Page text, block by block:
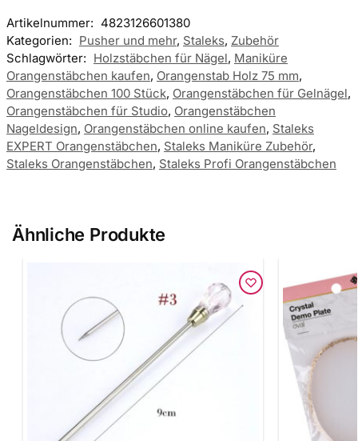
Artikelnummer: 4823126601380
Kategorien: Pusher und mehr, Staleks, Zubehör
Schlagwörter: Holzstäbchen für Nägel, Maniküre
Orangenstäbchen kaufen, Orangenstab Holz 75 mm,
Orangenstäbchen 100 Stück, Orangenstäbchen für Gelnägel,
Orangenstäbchen für Studio, Orangenstäbchen
Nageldesign, Orangenstäbchen online kaufen, Staleks
EXPERT Orangenstäbchen, Staleks Maniküre Zubehör,
Staleks Orangenstäbchen, Staleks Profi Orangenstäbchen
Ähnliche Produkte